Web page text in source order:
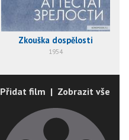
Zkouška dospělosti
1954
Přidat film | Zobrazit vše